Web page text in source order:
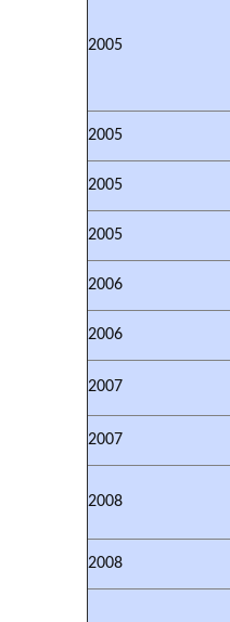
2005
2005
2005
2005
2006
2006
2007
2007
2008
2008